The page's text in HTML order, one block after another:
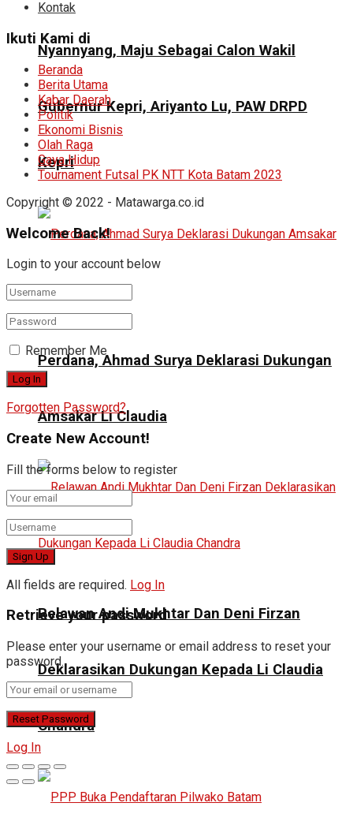
Nyannyang, Maju Sebagai Calon Wakil
Gubernur Kepri, Ariyanto Lu, PAW DRPD
Kepri
Perdana, Ahmad Surya Deklarasi Dukungan
Amsakar Li Claudia
Relawan Andi Mukhtar Dan Deni Firzan
Deklarasikan Dukungan Kepada Li Claudia
Chandra
Kontak
Ikuti Kami di
Beranda
Berita Utama
Kabar Daerah
Politik
Ekonomi Bisnis
Olah Raga
Gaya Hidup
Tournament Futsal PK NTT Kota Batam 2023
Copyright © 2022 - Matawarga.co.id
Welcome Back!
Login to your account below
Remember Me
Forgotten Password?
Create New Account!
Fill the forms below to register
All fields are required. Log In
Retrieve your password
Please enter your username or email address to reset your
password.
Log In